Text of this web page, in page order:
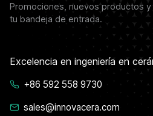
Promociones, nuevos productos
tu bandeja de entrada.
Excelencia en ingeniería en
+86 592 558 9730
sales@innovacera.com